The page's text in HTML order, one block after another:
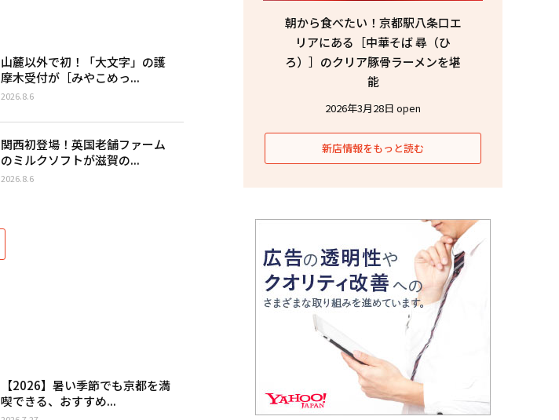
山麓以外で初！「大文字」の護
摩木受付が［みやこめっ...
2026.8.6
関西初登場！英国老舗ファーム
のミルクソフトが滋賀の...
2026.8.6
【2026】暑い季節でも京都を満
喫できる、おすすめ...
朝から食べたい！京都駅八条口エ
リアにある［中華そば 尋（ひ
ろ）］のクリア豚骨ラーメンを堪
能
2026年3月28日 open
新店情報をもっと読む